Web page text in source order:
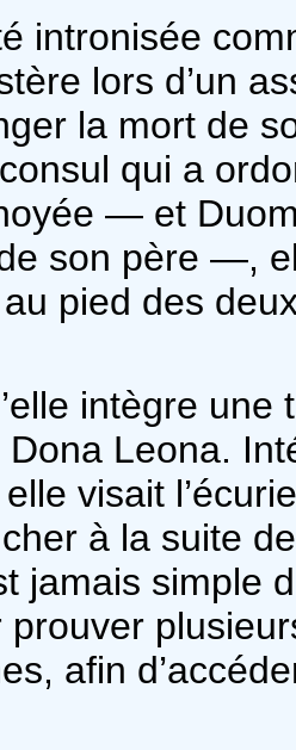
intronisée
lors d’un
la mort de
qui a
— et
son père —,
pied des
intègre
Leona.
visait
à la suite
jamais simple
prouver
afin